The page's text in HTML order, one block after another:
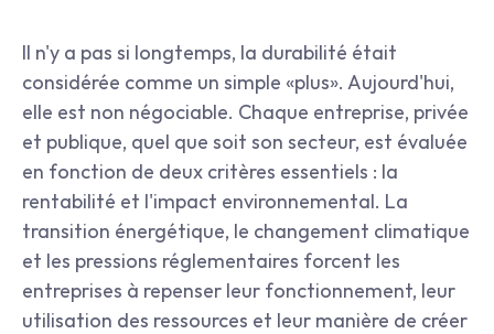
Il n'y a pas si longtemps, la durabilité était
considérée comme un simple «plus». Aujourd'hui,
elle est non négociable. Chaque entreprise, privée
et publique, quel que soit son secteur, est évaluée
en fonction de deux critères essentiels : la
rentabilité et l'impact environnemental. La
transition énergétique, le changement climatique
et les pressions réglementaires forcent les
entreprises à repenser leur fonctionnement, leur
utilisation des ressources et leur manière de créer